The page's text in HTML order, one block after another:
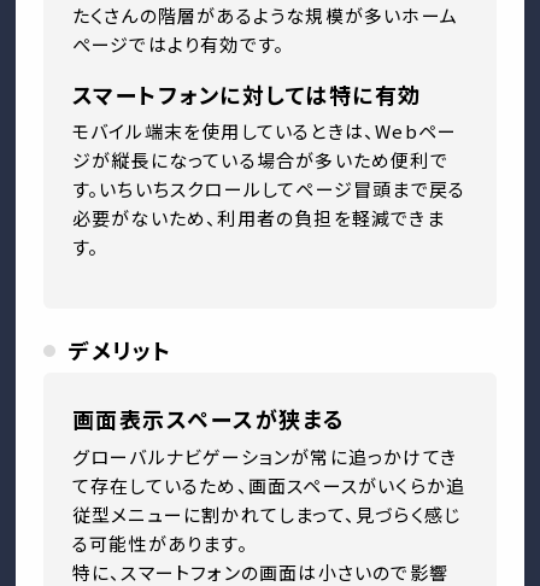
たくさんの階層があるような規模が多いホーム
ぺージではより有効です。
スマートフォンに対しては特に有効
モバイル端末を使用しているときは、Webペー
ジが縦長になっている場合が多いため便利で
す。いちいちスクロールしてページ冒頭まで戻る
必要がないため、利用者の負担を軽減できま
す。
デメリット
画面表示スペースが狭まる
グローバルナビゲーションが常に追っかけてき
て存在しているため、画面スペースがいくらか追
従型メニューに割かれてしまって、見づらく感じ
る可能性があります。
特に、スマートフォンの画面は小さいので影響